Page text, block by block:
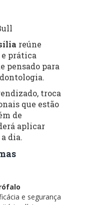
reúne
prática
pensado para
troca
que estão
de
aplicar
dia.
e segurança